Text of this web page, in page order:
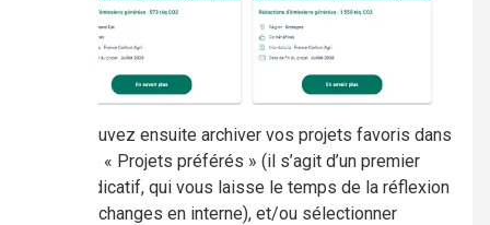
Vous pouvez ensuite archiver vos projets favoris dans
l’espace « Projets préférés » (il s’agit d’un premier
choix indicatif, qui vous laisse le temps de la réflexion
et des échanges en interne), et/ou sélectionner